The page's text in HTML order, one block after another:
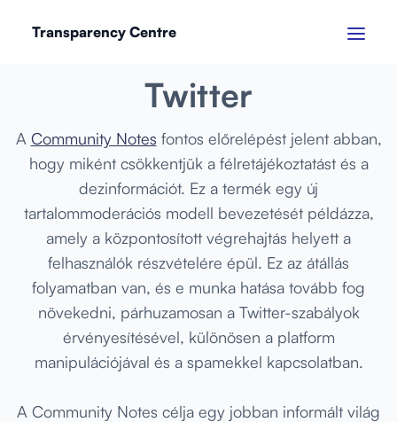
Transparency Centre
Twitter
A Community Notes fontos előrelépést jelent abban,
hogy miként csökkentjük a félretájékoztatást és a
dezinformációt. Ez a termék egy új
tartalommoderációs modell bevezetését példázza,
amely a központosított végrehajtás helyett a
felhasználók részvételére épül. Ez az átállás
folyamatban van, és e munka hatása tovább fog
növekedni, párhuzamosan a Twitter-szabályok
érvényesítésével, különösen a platform
manipulációjával és a spamekkel kapcsolatban.
A Community Notes célja egy jobban informált világ